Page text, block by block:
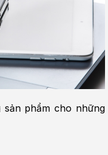
phẩm cho những